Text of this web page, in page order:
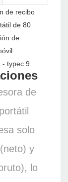
de
solo
y
lo